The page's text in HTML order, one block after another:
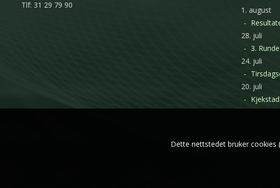
Tlf: 31 29 79 90
1. august
28. juli
3.
24. juli
20. juli
Dette nettstedet bruker cookies